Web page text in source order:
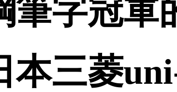
筆字冠軍
本三菱